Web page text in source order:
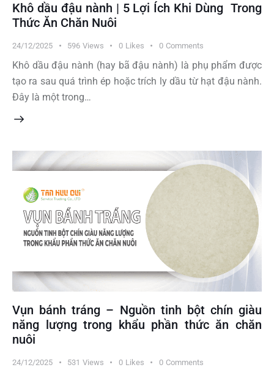
Khô dầu đậu nành | 5 Lợi Ích Khi Dùng Trong
Thức Ăn Chăn Nuôi
24/12/2025 596 Views 0 Likes 0 Comments
Khô dầu đậu nành (hay bã đậu nành) là phụ phẩm được
tạo ra sau quá trình ép hoặc trích ly dầu từ hạt đậu nành.
Đây là một trong…
Vụn bánh tráng – Nguồn tinh bột chín giàu
năng lượng trong khẩu phần thức ăn chăn
nuôi
24/12/2025 531 Views 0 Likes 0 Comments